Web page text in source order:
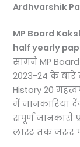
Ardhvarshik
MP Board
half yearly
सामने MP
2023-24 के
History 20
में जानकारियां
संपूर्ण जानकारी
लास्ट तक जरूर